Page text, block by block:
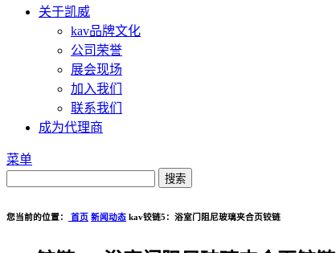
关于凯威
kav品牌文化
公司荣誉
展会现场
加入我们
联系我们
成为代理商
菜单
您当前的位置： 首页 新闻动态 kav铰链5：浴室门阻尼玻璃夹合页铰链